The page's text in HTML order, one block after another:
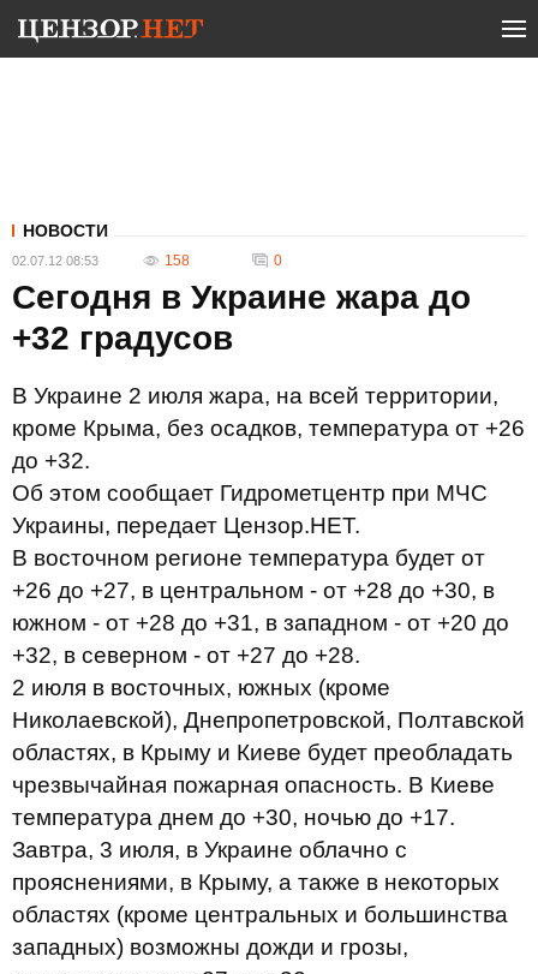
НОВОСТИ
02.07.12 08:53 158 0
Сегодня в Украине жара до
+32 градусов
В Украине 2 июля жара, на всей территории,
кроме Крыма, без осадков, температура от +26
до +32.
Об этом сообщает Гидрометцентр при МЧС
Украины, передает Цензор.НЕТ.
В восточном регионе температура будет от
+26 до +27, в центральном - от +28 до +30, в
южном - от +28 до +31, в западном - от +20 до
+32, в северном - от +27 до +28.
2 июля в восточных, южных (кроме
Николаевской), Днепропетровской, Полтавской
областях, в Крыму и Киеве будет преобладать
чрезвычайная пожарная опасность. В Киеве
температура днем до +30, ночью до +17.
Завтра, 3 июля, в Украине облачно с
прояснениями, в Крыму, а также в некоторых
областях (кроме центральных и большинства
западных) возможны дожди и грозы,